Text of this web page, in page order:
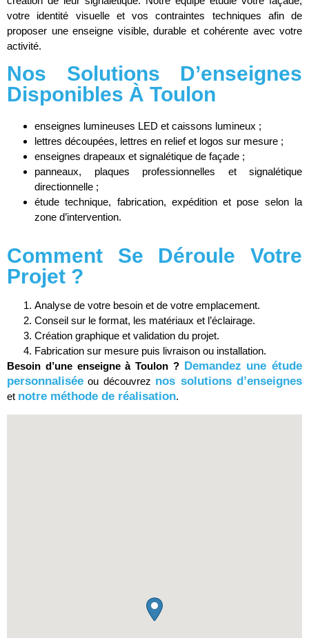
votre identité visuelle et vos contraintes techniques afin de
proposer une enseigne visible, durable et cohérente avec votre
activité.
Nos Solutions D’enseignes
Disponibles À Toulon
enseignes lumineuses LED et caissons lumineux ;
lettres découpées, lettres en relief et logos sur mesure ;
enseignes drapeaux et signalétique de façade ;
panneaux, plaques professionnelles et signalétique
directionnelle ;
étude technique, fabrication, expédition et pose selon la
zone d’intervention.
Comment Se Déroule Votre
Projet ?
Analyse de votre besoin et de votre emplacement.
Conseil sur le format, les matériaux et l’éclairage.
Création graphique et validation du projet.
Fabrication sur mesure puis livraison ou installation.
Besoin d’une enseigne à Toulon ?
Demandez une étude
personnalisée ou découvrez nos solutions d’enseignes
et notre méthode de réalisation.